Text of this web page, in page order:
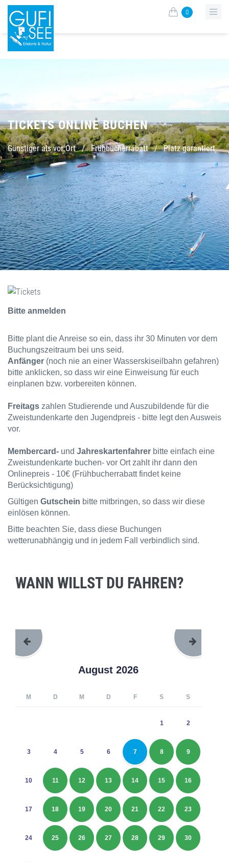
0
TICKETS ONLINE BUCHEN
Günstiger als vor Ort / Frühbucherrabatt / Platz garantiert
Bitte anmelden
Bitte plant die Anreise so ein, dass ihr 30 Minuten vor dem
Buchungszeitraum bei uns seid.
Anfänger (noch nie an einer Wasserskiseilbahn gefahren)
bitte anklicken, so dass wir eine Einweisung für euch
einplanen bzw. vorbereiten können.
Freitags zahlen Studierende und Auszubildende für die
Zweistundenkarte den Jugendpreis - bitte legt den Ausweis
vor.
Membercard- und Jahreskartenfahrer bitte einfach eine
Zweistundenkarte buchen- vor Ort zahlt ihr dann den
Onlinepreis - 10€ (Frühbucherrabatt findet keine
Berücksichtigung)
Gültigen Gutschein bitte mitbringen, so dass wir diese
einlösen können.
Bitte beachten Sie, dass diese Buchungen
wetterunabhängig und in jedem Fall verbindlich sind.
WANN WILLST DU FAHREN?
August 2026
M D M D F S S
1 2
3 4 5 6 7 8 9
10 11 12 13 14 15 16
17 18 19 20 21 22 23
24 25 26 27 28 29 30